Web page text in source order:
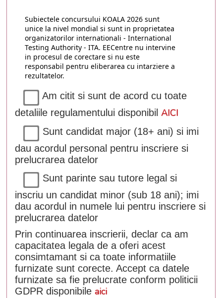
Subiectele concursului KOALA 2026 sunt
unice la nivel mondial si sunt in proprietatea
organizatorilor internationali - International
Testing Authority - ITA. EECentre nu intervine
in procesul de corectare si nu este
responsabil pentru eliberarea cu intarziere a
rezultatelor.
Am citit si sunt de acord cu toate
detaliile regulamentului disponibil AICI
Sunt candidat major (18+ ani) si imi
dau acordul personal pentru inscriere si
prelucrarea datelor
Sunt parinte sau tutore legal si
inscriu un candidat minor (sub 18 ani); imi
dau acordul in numele lui pentru inscriere si
prelucrarea datelor
Prin continuarea inscrierii, declar ca am
capacitatea legala de a oferi acest
consimtamant si ca toate informatiile
furnizate sunt corecte. Accept ca datele
furnizate sa fie prelucrate conform politicii
GDPR disponibile aici